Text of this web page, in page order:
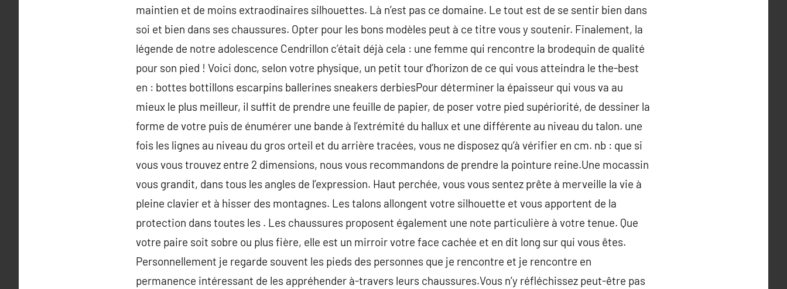
maintien et de moins extraodinaires silhouettes. Là n’est pas ce domaine. Le tout est de se sentir bien dans
soi et bien dans ses chaussures. Opter pour les bons modèles peut à ce titre vous y soutenir. Finalement, la
légende de notre adolescence Cendrillon c’était déjà cela : une femme qui rencontre la brodequin de qualité
pour son pied ! Voici donc, selon votre physique, un petit tour d’horizon de ce qui vous atteindra le the-best
en : bottes bottillons escarpins ballerines sneakers derbiesPour déterminer la épaisseur qui vous va au
mieux le plus meilleur, il suffit de prendre une feuille de papier, de poser votre pied supériorité, de dessiner la
forme de votre puis de énumérer une bande à l’extrémité du hallux et une différente au niveau du talon. une
fois les lignes au niveau du gros orteil et du arrière tracées, vous ne disposez qu’à vérifier en cm. nb : que si
vous vous trouvez entre 2 dimensions, nous vous recommandons de prendre la pointure reine.Une mocassin
vous grandit, dans tous les angles de l’expression. Haut perchée, vous vous sentez prête à merveille la vie à
pleine clavier et à hisser des montagnes. Les talons allongent votre silhouette et vous apportent de la
protection dans toutes les . Les chaussures proposent également une note particulière à votre tenue. Que
votre paire soit sobre ou plus fière, elle est un mirroir votre face cachée et en dit long sur qui vous êtes.
Personnellement je regarde souvent les pieds des personnes que je rencontre et je rencontre en
permanence intéressant de les appréhender à-travers leurs chaussures.Vous n’y réfléchissez peut-être pas